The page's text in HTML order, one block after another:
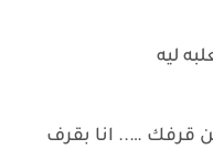
ليه
قرفك ….. انا بقرف